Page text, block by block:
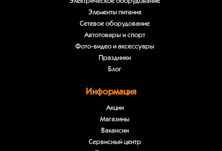
Элементы питания
Сетевое оборудование
Автотовары и спорт
Фото-видео и аксессуары
Праздники
Блог
Информация
Акции
Магазины
Вакансии
Сервисный центр